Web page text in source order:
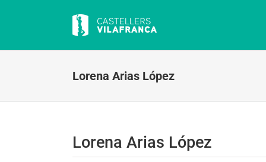
Lorena Arias López
Lorena Arias López